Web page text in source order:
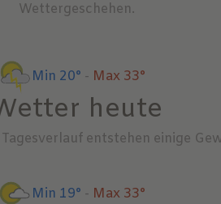
Wettergeschehen.
Min 20° - Max 33°
heute
entstehen einige
Min 19° - Max 33°